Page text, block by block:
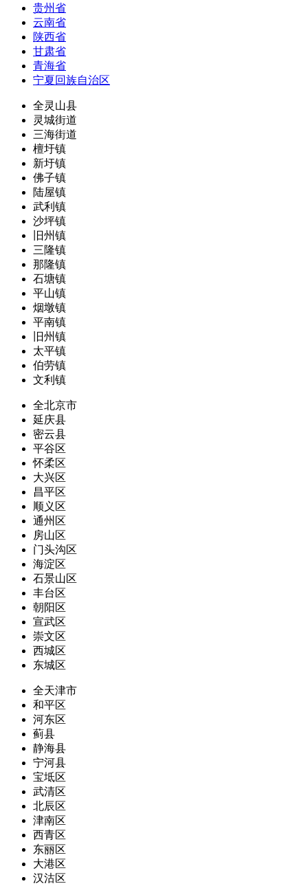
贵州省
云南省
陕西省
甘肃省
青海省
宁夏回族自治区
全灵山县
灵城街道
三海街道
檀圩镇
新圩镇
佛子镇
陆屋镇
武利镇
沙坪镇
旧州镇
三隆镇
那隆镇
石塘镇
平山镇
烟墩镇
平南镇
旧州镇
太平镇
伯劳镇
文利镇
全北京市
延庆县
密云县
平谷区
怀柔区
大兴区
昌平区
顺义区
通州区
房山区
门头沟区
海淀区
石景山区
丰台区
朝阳区
宣武区
崇文区
西城区
东城区
全天津市
和平区
河东区
蓟县
静海县
宁河县
宝坻区
武清区
北辰区
津南区
西青区
东丽区
大港区
汉沽区